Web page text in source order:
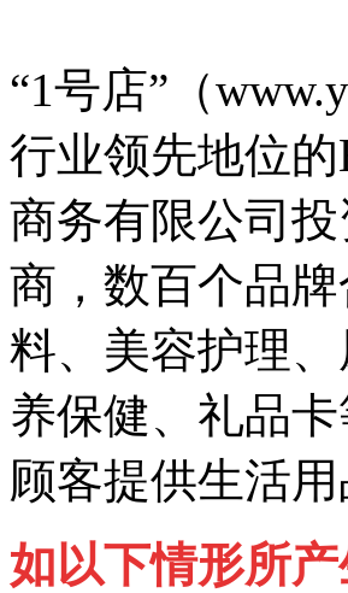
“1号店”（
行业领先地位
商务有限公司
商，数百个品
料、美容护理
养保健、礼品
顾客提供生活
如以下情形所